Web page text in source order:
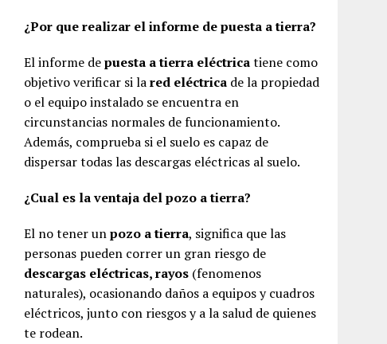
¿Por que realizar el informe de puesta a tierra?
El informe depuesta a tierra eléctricatiene como
objetivo verificar si lared eléctrica de la propiedad
o el equipo instalado se encuentra en
circunstancias normales de funcionamiento.
Además, comprueba si el suelo es capaz de
dispersar todas las descargas eléctricas al suelo.
¿Cual es la ventaja del pozo a tierra?
El no tener unpozo a tierra, significa que las
personas pueden correr un gran riesgo de
descargas eléctricas, rayos (fenomenos
naturales), ocasionando daños a equipos y cuadros
eléctricos, junto con riesgos y a la salud de quienes
te rodean.